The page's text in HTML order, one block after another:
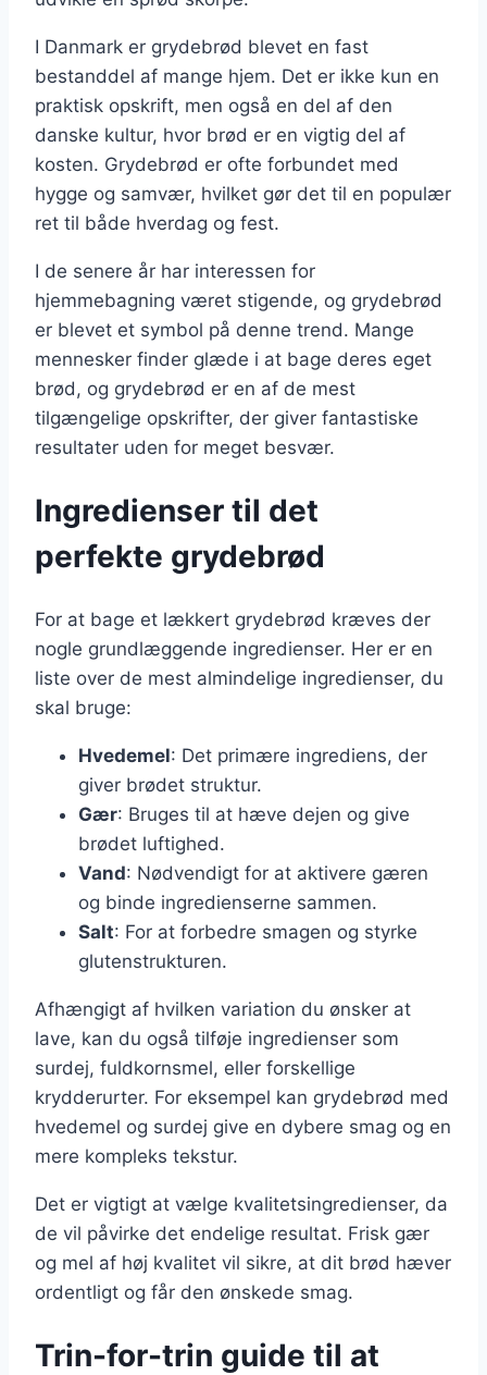
I Danmark er grydebrød blevet en fast
bestanddel af mange hjem. Det er ikke kun en
praktisk opskrift, men også en del af den
danske kultur, hvor brød er en vigtig del af
kosten. Grydebrød er ofte forbundet med
hygge og samvær, hvilket gør det til en populær
ret til både hverdag og fest.
I de senere år har interessen for
hjemmebagning været stigende, og grydebrød
er blevet et symbol på denne trend. Mange
mennesker finder glæde i at bage deres eget
brød, og grydebrød er en af de mest
tilgængelige opskrifter, der giver fantastiske
resultater uden for meget besvær.
Ingredienser til det
perfekte grydebrød
For at bage et lækkert grydebrød kræves der
nogle grundlæggende ingredienser. Her er en
liste over de mest almindelige ingredienser, du
skal bruge:
Hvedemel: Det primære ingrediens, der
giver brødet struktur.
Gær: Bruges til at hæve dejen og give
brødet luftighed.
Vand: Nødvendigt for at aktivere gæren
og binde ingredienserne sammen.
Salt: For at forbedre smagen og styrke
glutenstrukturen.
Afhængigt af hvilken variation du ønsker at
lave, kan du også tilføje ingredienser som
surdej, fuldkornsmel, eller forskellige
krydderurter. For eksempel kan grydebrød med
hvedemel og surdej give en dybere smag og en
mere kompleks tekstur.
Det er vigtigt at vælge kvalitetsingredienser, da
de vil påvirke det endelige resultat. Frisk gær
og mel af høj kvalitet vil sikre, at dit brød hæver
ordentligt og får den ønskede smag.
Trin-for-trin guide til at